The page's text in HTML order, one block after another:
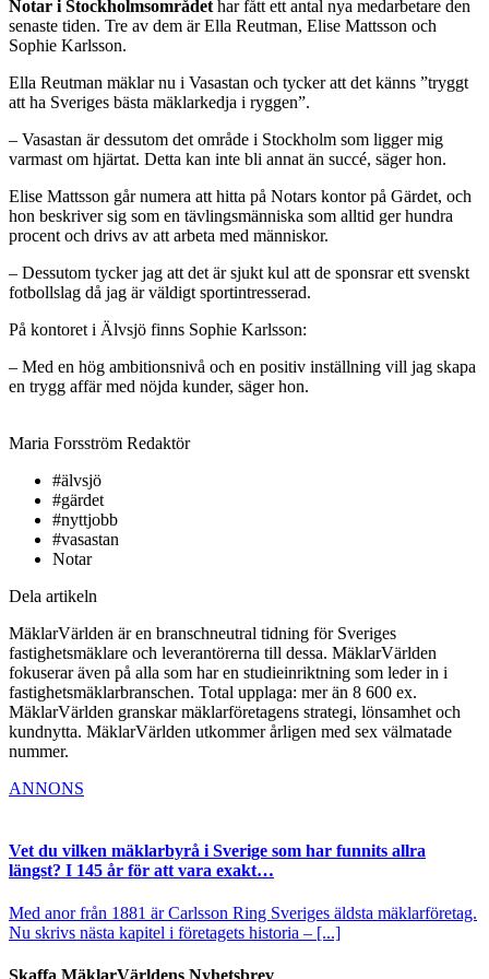
Notar i Stockholmsområdet har fått ett antal nya medarbetare den
senaste tiden. Tre av dem är Ella Reutman, Elise Mattsson och
Sophie Karlsson.
Ella Reutman mäklar nu i Vasastan och tycker att det känns ”tryggt
att ha Sveriges bästa mäklarkedja i ryggen”.
– Vasastan är dessutom det område i Stockholm som ligger mig
varmast om hjärtat. Detta kan inte bli annat än succé, säger hon.
Elise Mattsson går numera att hitta på Notars kontor på Gärdet, och
hon beskriver sig som en tävlingsmänniska som alltid ger hundra
procent och drivs av att arbeta med människor.
– Dessutom tycker jag att det är sjukt kul att de sponsrar ett svenskt
fotbollslag då jag är väldigt sportintresserad.
På kontoret i Älvsjö finns Sophie Karlsson:
– Med en hög ambitionsnivå och en positiv inställning vill jag skapa
en trygg affär med nöjda kunder, säger hon.
Maria Forsström Redaktör
#älvsjö
#gärdet
#nyttjobb
#vasastan
Notar
Dela artikeln
MäklarVärlden är en branschneutral tidning för Sveriges
fastighetsmäklare och leverantörerna till dessa. MäklarVärlden
fokuserar även på alla som har en studieinriktning som leder in i
fastighetsmäklarbranschen. Total upplaga: mer än 8 600 ex.
MäklarVärlden granskar mäklarföretagens strategi, lönsamhet och
kundnytta. MäklarVärlden utkommer årligen med sex välmatade
nummer.
ANNONS
Vet du vilken mäklarbyrå i Sverige som har funnits allra
längst? I 145 år för att vara exakt…
Med anor från 1881 är Carlsson Ring Sveriges äldsta mäklarföretag.
Nu skrivs nästa kapitel i företagets historia – [...]